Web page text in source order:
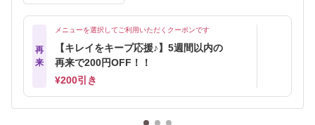
再
来
メニューを選択してご利用いただくクーポンです
【キレイをキープ応援♪】5週間以内の
再来で200円OFF！！
¥200引き